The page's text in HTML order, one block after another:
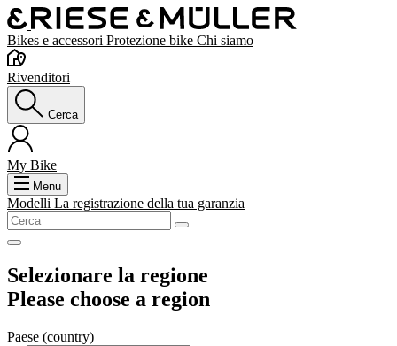
Bikes e accessori Protezione bike Chi siamo
Rivenditori
Cerca
My Bike
Menu
Modelli La registrazione della tua garanzia
Selezionare la regione
Please choose a region
Paese (country)